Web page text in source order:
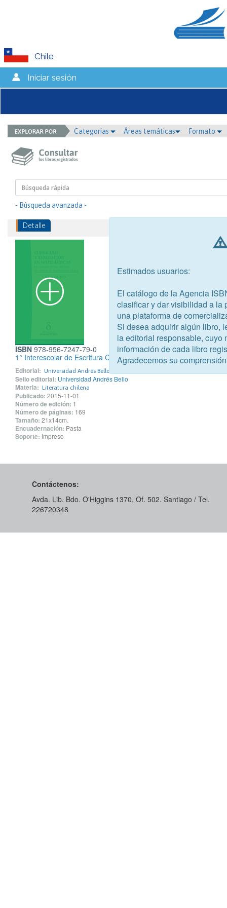
Chile
Iniciar sesión
Categorías Áreas temáticas Formato
- Búsqueda avanzada -
Detalle
ISBN 978-956-7247-79-0
1° Interescolar de Escritura Creativa
Editorial: Universidad Andrés Bello
Sello editorial: Universidad Andrés Bello
Materia: Literatura chilena
Publicado: 2015-11-01
Número de edición: 1
Número de páginas: 169
Tamaño: 21x14cm.
Encuadernación: Pasta
Soporte: Impreso
Contáctenos:
Avda. Lib. Bdo. O'Higgins 1370, Of. 502. Santiago / Tel.
226720348
Estimados usuarios:
El catálogo de la Agencia
clasificar y dar visibilidad a la
una plataforma de
Si desea adquirir algún libro,
la editorial responsable, cuyo
información de cada libro
Agradecemos su